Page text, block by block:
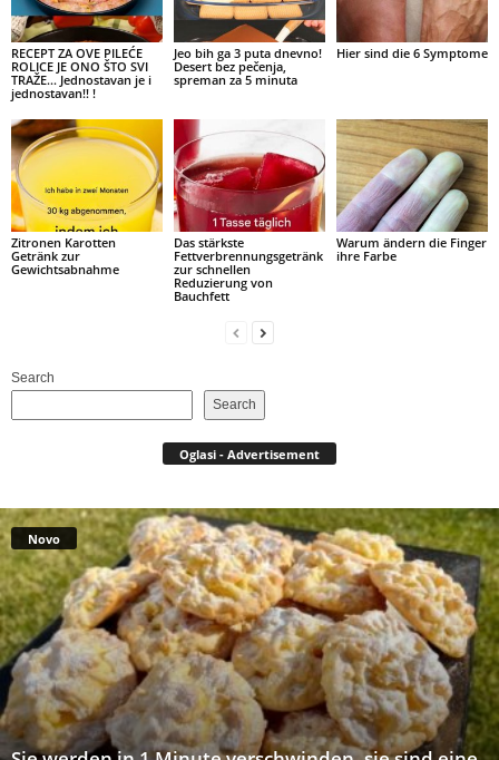
RECEPT ZA OVE PILEĆE
ROLICE JE ONO ŠTO SVI
TRAŽE… Jednostavan je i
jednostavan!! !
Jeo bih ga 3 puta dnevno!
Desert bez pečenja,
spreman za 5 minuta
Hier sind die 6 Symptome
Zitronen Karotten
Getränk zur
Gewichtsabnahme
Das stärkste
Fettverbrennungsgetränk
zur schnellen
Reduzierung von
Bauchfett
Warum ändern die Finger
ihre Farbe
Search
Search
Oglasi - Advertisement
Novo